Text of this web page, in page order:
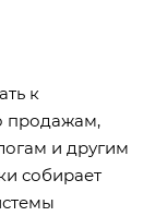
к
продажам,
и другим
собирает